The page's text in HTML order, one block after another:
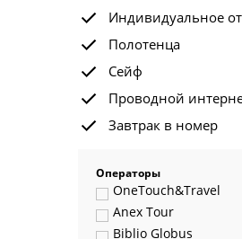
Индивидуальное
Полотенца
Сейф
Проводной
Завтрак в номер
Операторы
OneTouch&Travel
Anex Tour
Biblio Globus